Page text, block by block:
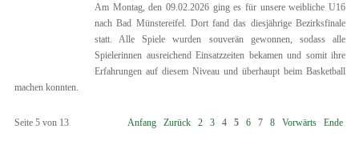
Am Montag, den 09.02.2026 ging es für unsere weibliche U16
nach Bad Münstereifel. Dort fand das diesjährige Bezirksfinale
statt. Alle Spiele wurden souverän gewonnen, sodass alle
Spielerinnen ausreichend Einsatzzeiten bekamen und somit ihre
Erfahrungen auf diesem Niveau und überhaupt beim Basketball
machen konnten.
Seite 5 von 13 Anfang Zurück 2 3 4 5 6 7 8 Vorwärts Ende